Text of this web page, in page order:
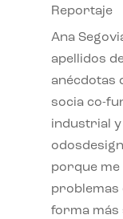
Reportaje
Ana
apellidos
anécdotas
socia co-
industrial
porque me
problemas
forma más